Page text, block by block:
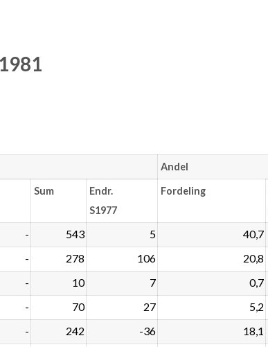
Andel
Sum
Endr.
S1977
Fordeling
- 543 5 40,7
-
278 106 20,8
-
10 7 0,7
-
70 27 5,2
-
242 -36 18,1